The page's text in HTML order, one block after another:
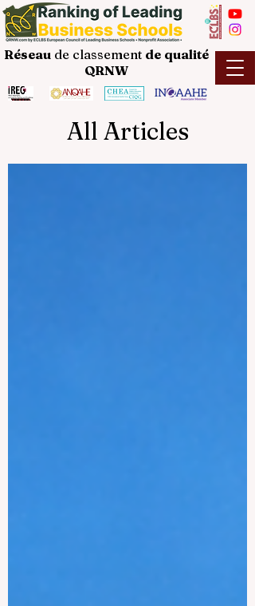
Réseau de classement de qualité
QRNW
All Articles